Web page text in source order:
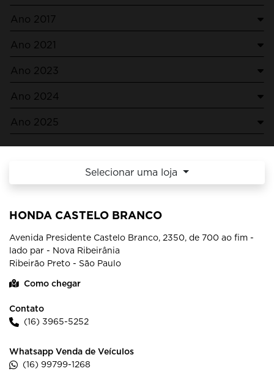
Ano 2017
Ano 2021
Ano 2023
Ano 2024
Ano 2025
Selecionar uma loja
HONDA CASTELO BRANCO
Avenida Presidente Castelo Branco, 2350, de 700 ao fim -
lado par - Nova Ribeirânia
Ribeirão Preto - São Paulo
Como chegar
Contato
(16) 3965-5252
Whatsapp Venda de Veículos
(16) 99799-1268